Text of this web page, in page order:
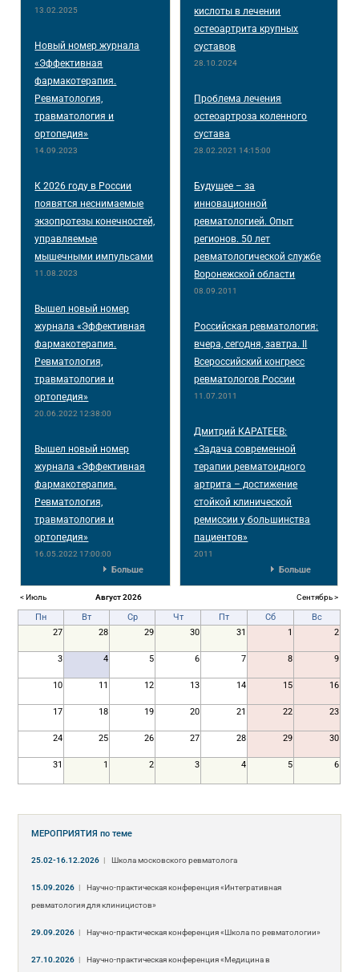
13.02.2025
Новый номер журнала
«Эффективная
фармакотерапия.
Ревматология,
травматология и
ортопедия»
14.09.2023
К 2026 году в России
появятся неснимаемые
экзопротезы конечностей,
управляемые
мышечными импульсами
11.08.2023
Вышел новый номер
журнала «Эффективная
фармакотерапия.
Ревматология,
травматология и
ортопедия»
20.06.2022 12:38:00
Вышел новый номер
журнала «Эффективная
фармакотерапия.
Ревматология,
травматология и
ортопедия»
16.05.2022 17:00:00
Больше
кислоты в лечении
остеоартрита крупных
суставов
28.10.2024
Проблема лечения
остеоартроза коленного
сустава
28.02.2021 14:15:00
Будущее – за
инновационной
ревматологией. Опыт
регионов. 50 лет
ревматологической службе
Воронежской области
08.09.2011
Российская ревматология:
вчера, сегодня, завтра. II
Всероссийский конгресс
ревматологов России
11.07.2011
Дмитрий КАРАТЕЕВ:
«Задача современной
терапии ревматоидного
артрита – достижение
стойкой клинической
ремиссии у большинства
пациентов»
2011
Больше
< Июль Август 2026 Сентябрь >
Пн Вт Ср Чт Пт Сб
Вс
27
28 29 30 31 1 2
3 4 5 6 7 8 9
10 11 12 13 14 15 16
17 18 19 20 21 22 23
24 25 26 27 28 29 30
31 1 2 3 4 5 6
МЕРОПРИЯТИЯпо теме
25.02-16.12.2026 | Школа московского ревматолога
15.09.2026 |
Научно-практическая конференция «Интегративная
ревматология для клиницистов»
29.09.2026 | Научно-практическая конференция «Школа по ревматологии»
27.10.2026 |
Научно-практическая конференция «Медицина в